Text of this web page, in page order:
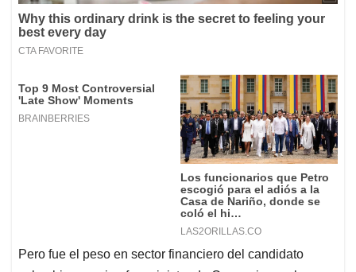
Pero fue el peso en sector financiero del candidato